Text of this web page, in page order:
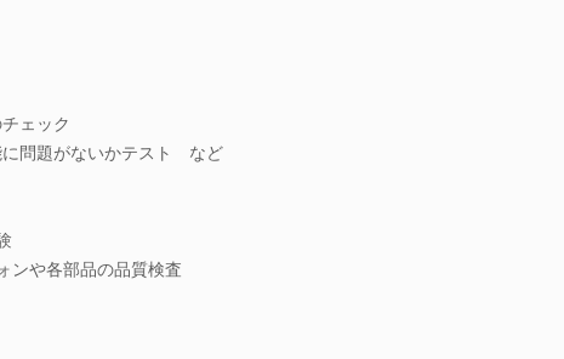
ェック
に問題がないかテスト など
ンや各部品の品質検査